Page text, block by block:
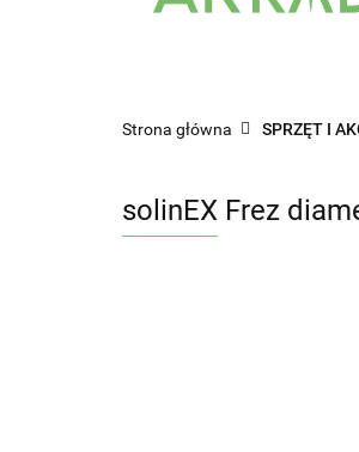
Strona główna SPRZĘT I
solinEX Frez